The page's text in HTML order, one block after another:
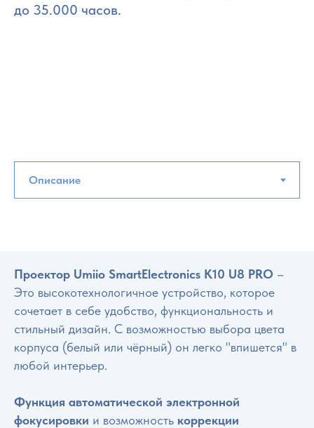
до 35.000 часов.
Проектор Umiio SmartElectronics К10 U8 PRO –
Это высокотехнологичное устройство, которое
сочетает в себе удобство, функциональность и
стильный дизайн. С возможностью выбора цвета
корпуса (белый или чёрный) он легко "впишется" в
любой интерьер.
Функция автоматической электронной
фокусировки и возможность коррекции